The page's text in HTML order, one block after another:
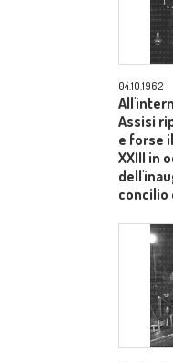
04.10.1962
Assisi
e forse
XXIII in
concilio